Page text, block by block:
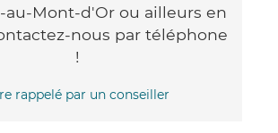
au-Mont-d'Or ou ailleurs en
nous par téléphone
!
rappelé par un conseiller